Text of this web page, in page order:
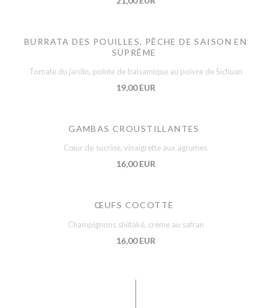
BURRATA DES POUILLES, PÊCHE DE SAISON EN
SUPRÊME
Tomate du jardin, pointe de balsamique au poivre de Sichuan
19,00 EUR
GAMBAS CROUSTILLANTES
Cœur de sucrine, vinaigrette aux agrumes
16,00 EUR
ŒUFS COCOTTE
Champignons shiitaké, crème au safran
16,00 EUR